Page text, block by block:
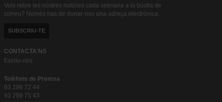
Vols rebre les nostres notícies cada setmana a la bústia de
correu? Només has de donar-nos una adreça electrònica.
SUBSCRIU-TE
CONTACTA'NS
Escriu-nos
Telèfons de Premsa
93 298 72 44
93 298 75 43